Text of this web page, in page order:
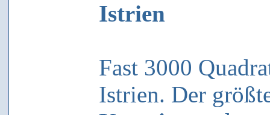
Istrien
Fast 3000
Istrien. Der